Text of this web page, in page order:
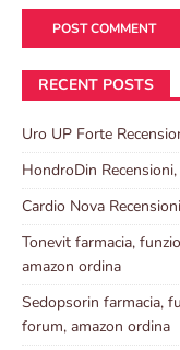
RECENT POSTS
Uro UP Forte
HondroDin
Cardio Nova
Tonevit farmacia,
amazon ordina
Sedopsorin farmacia,
forum, amazon ordina